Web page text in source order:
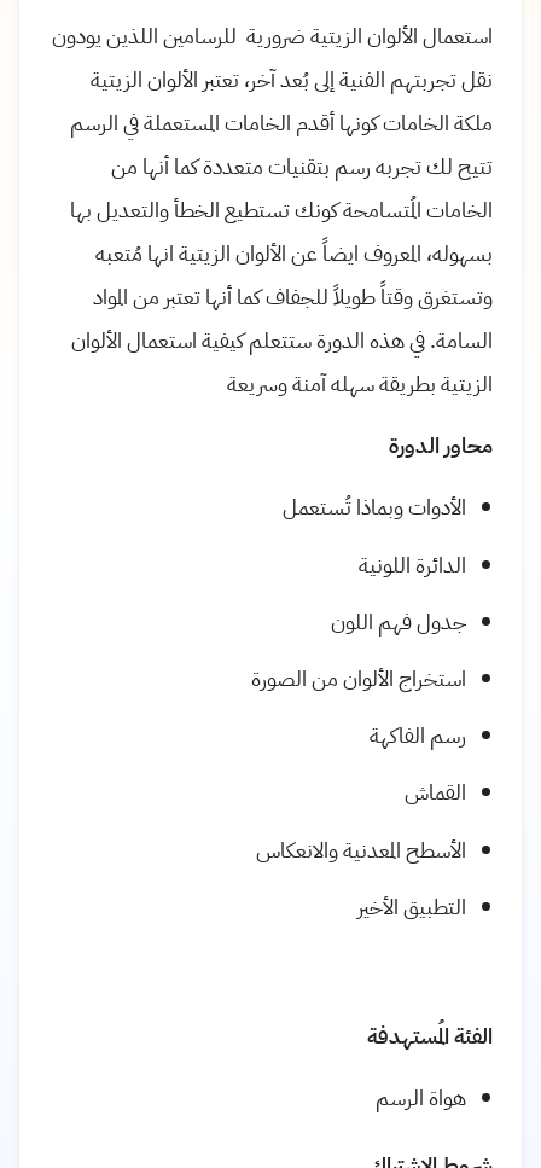
استعمال الألوان الزيتية ضرورية للرسامين اللذين يودون
نقل تجربتهم الفنية إلى بُعد آخر، تعتبر الألوان الزيتية
ملكة الخامات كونها أقدم الخامات المستعملة في الرسم
تتيح لك تجربه رسم بتقنيات متعددة كما أنها من
الخامات المُتسامحة كونك تستطيع الخطأ والتعديل بها
بسهوله، المعروف ايضاً عن الألوان الزيتية انها مُتعبه
وتستغرق وقتاً طويلاً للجفاف كما أنها تعتبر من المواد
السامة. في هذه الدورة ستتعلم كيفية استعمال الألوان
الزيتية بطريقة سهله آمنة وسريعة
محاور الدورة
الأدوات وبماذا تُستعمل
الدائرة اللونية
جدول فهم اللون
استخراج الألوان من الصورة
رسم الفاكهة
القماش
الأسطح المعدنية والانعكاس
التطبيق الأخير
الفئة المُستهدفة
هواة الرسم